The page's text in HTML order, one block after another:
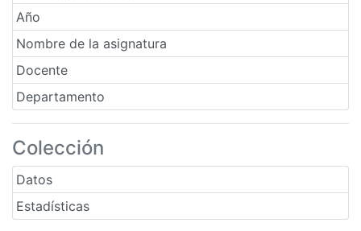
Año
Nombre de la asignatura
Docente
Departamento
Colección
Datos
Estadísticas